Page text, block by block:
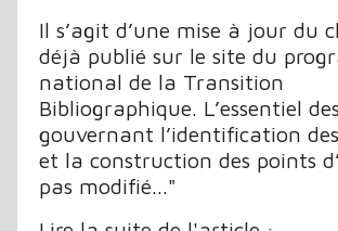
Il s’agit d’une mise à jour du
déjà publié sur le site du
national de la Transition
Bibliographique. L’essentiel
gouvernant l’identification
et la construction des points
pas modifié..."